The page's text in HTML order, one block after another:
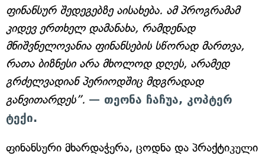
ფინანსურ შედეგებზე აისახება. ამ პროგრამამ
კიდევ ერთხელ დამანახა, რამდენად
მნიშვნელოვანია ფინანსების სწორად მართვა,
რათა ბიზნესი არა მხოლოდ დღეს, არამედ
გრძელვადიან პერიოდშიც მდგრადად
განვითარდეს”. — თეონა ჩაჩუა, კოპტერ
ტექი.
ფინანსური მხარდაჭერა, ცოდნა და პრაქტიკული